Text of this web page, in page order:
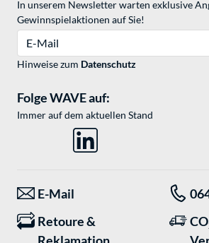
In unserem Newsletter warten exklusive
Gewinnspielaktionen auf Sie!
Hinweise zum Datenschutz
Folge WAVE auf:
Immer auf dem aktuellen Stand
E-Mail
Retoure &
CO